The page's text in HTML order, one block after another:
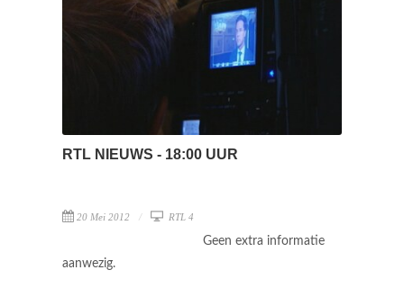
RTL NIEUWS - 18:00 UUR
20 Mei 2012 RTL 4
Geen extra informatie
aanwezig.